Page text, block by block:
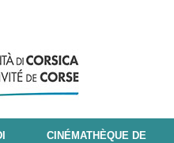
CINÉMATHÈQUE DE